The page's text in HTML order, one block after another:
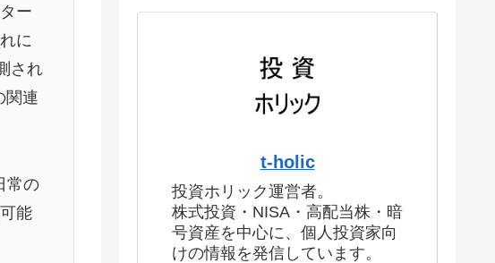
ー
に
され
関連
常の
能
t-holic
投資ホリック運営者。
株式投資・NISA・高配当株・暗
号資産を中心に、個人投資家向
けの情報を発信しています。